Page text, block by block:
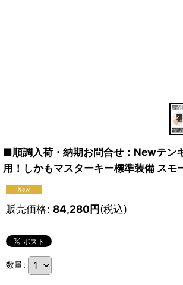
■順調入荷・納期お問合せ：Newテン
用！しかもマスターキー標準装備 ス
販売価格: 84,280円(税込)
数量: